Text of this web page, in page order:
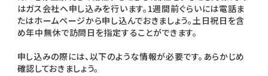
はガス会社へ申し込みを行います。1週間前ぐらいには電話ま
たはホームページから申し込んでおきましょう。土日祝日を含
め年中無休で訪問日を指定することができます。
申し込みの際には、以下のような情報が必要です。あらかじめ
確認しておきましょう。